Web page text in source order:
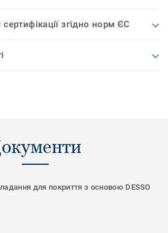
згідно норм ЄС
для покриття з основою DESSO